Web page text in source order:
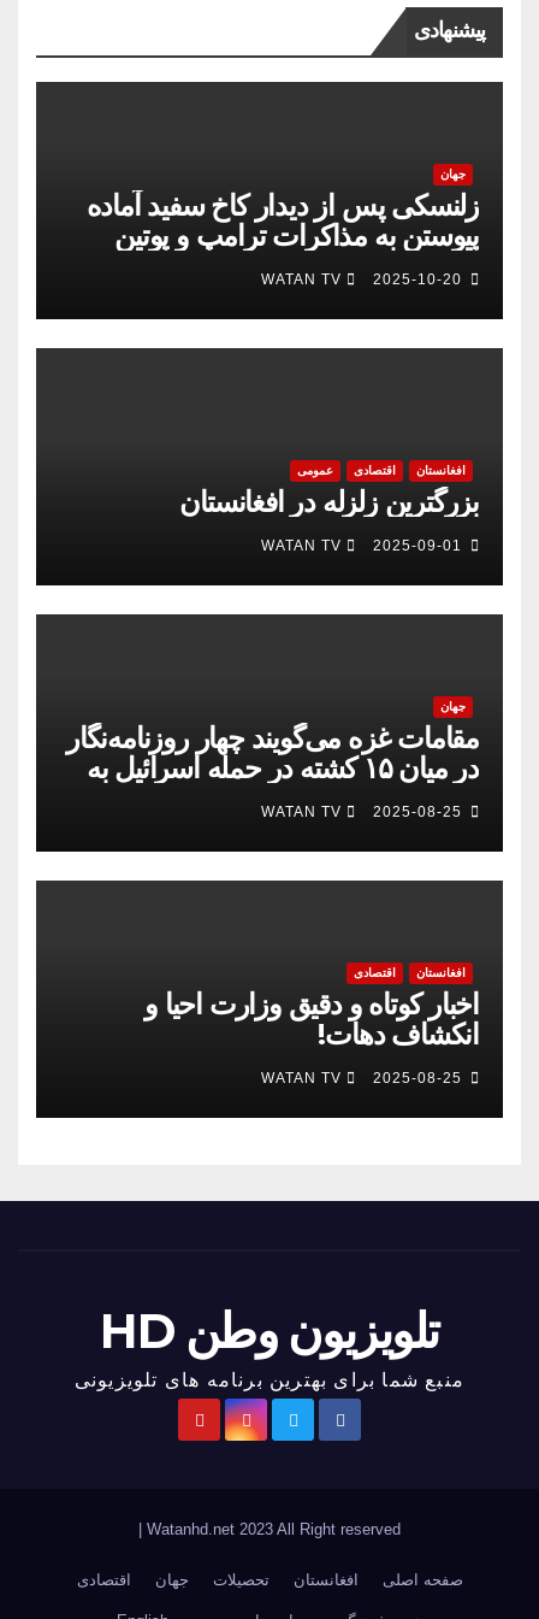
پیشنهادی
جهان
زلنسکی پس از دیدار کاخ سفید آماده
پیوستن به مذاکرات ترامپ و پوتین
است
2025-10-20
WATAN TV
افغانستان اقتصادی عمومی
بزرگترین زلزله در افغانستان
2025-09-01
WATAN TV
جهان
مقامات غزه می‌گویند چهار روزنامه‌نگار
در میان ۱۵ کشته در حمله اسرائیل به
بیمارستان
2025-08-25
WATAN TV
افغانستان اقتصادی
اخبار کوتاه و دقیق وزارت احیا و
انکشاف دهات!
2025-08-25
WATAN TV
تلویزیون وطن HD
منبع شما برای بهترین برنامه های تلویزیونی
Watanhd.net 2023 All Right reserved
صفحه اصلی افغانستان تحصیلات جهان اقتصادی